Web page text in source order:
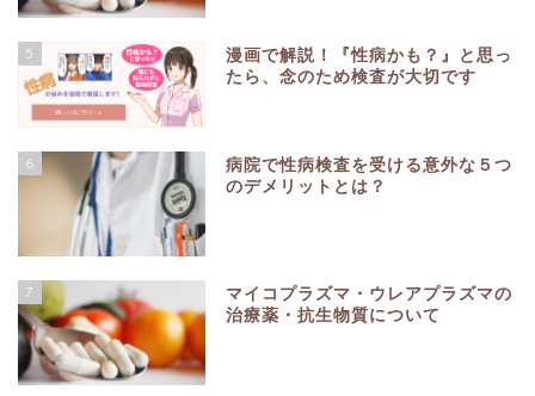
5
漫画で解説！『性病かも？』と思っ
たら、念のため検査が大切です
6
病院で性病検査を受ける意外な５つ
のデメリットとは？
7
マイコプラズマ・ウレアプラズマの
治療薬・抗生物質について